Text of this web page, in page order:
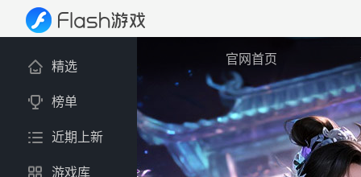
官网首页
精选
榜单
近期上新
游戏库